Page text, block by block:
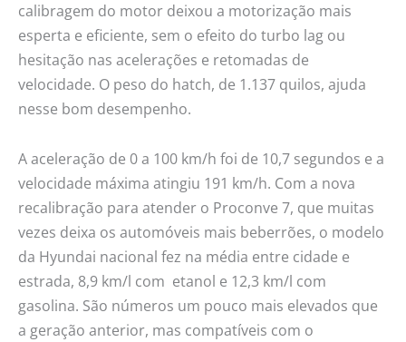
calibragem do motor deixou a motorização mais
esperta e eficiente, sem o efeito do turbo lag ou
hesitação nas acelerações e retomadas de
velocidade. O peso do hatch, de 1.137 quilos, ajuda
nesse bom desempenho.
A aceleração de 0 a 100 km/h foi de 10,7 segundos e a
velocidade máxima atingiu 191 km/h. Com a nova
recalibração para atender o Proconve 7, que muitas
vezes deixa os automóveis mais beberrões, o modelo
da Hyundai nacional fez na média entre cidade e
estrada, 8,9 km/l com etanol e 12,3 km/l com
gasolina. São números um pouco mais elevados que
a geração anterior, mas compatíveis com o